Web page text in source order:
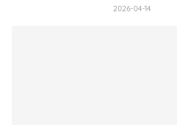
2026-04-14